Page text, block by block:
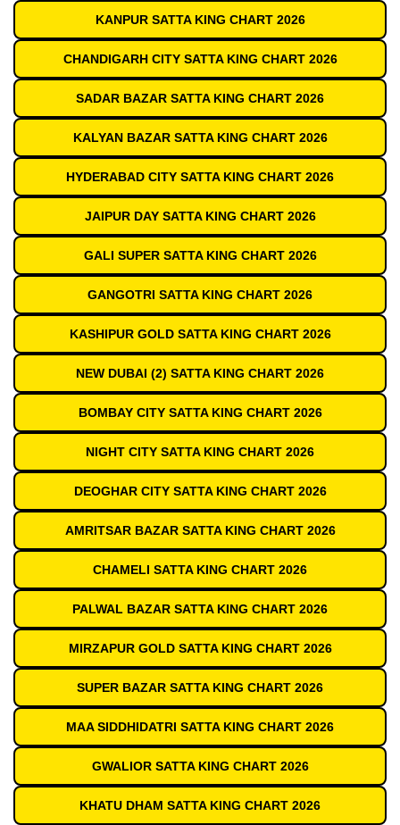
KANPUR SATTA KING CHART 2026
CHANDIGARH CITY SATTA KING CHART 2026
SADAR BAZAR SATTA KING CHART 2026
KALYAN BAZAR SATTA KING CHART 2026
HYDERABAD CITY SATTA KING CHART 2026
JAIPUR DAY SATTA KING CHART 2026
GALI SUPER SATTA KING CHART 2026
GANGOTRI SATTA KING CHART 2026
KASHIPUR GOLD SATTA KING CHART 2026
NEW DUBAI (2) SATTA KING CHART 2026
BOMBAY CITY SATTA KING CHART 2026
NIGHT CITY SATTA KING CHART 2026
DEOGHAR CITY SATTA KING CHART 2026
AMRITSAR BAZAR SATTA KING CHART 2026
CHAMELI SATTA KING CHART 2026
PALWAL BAZAR SATTA KING CHART 2026
MIRZAPUR GOLD SATTA KING CHART 2026
SUPER BAZAR SATTA KING CHART 2026
MAA SIDDHIDATRI SATTA KING CHART 2026
GWALIOR SATTA KING CHART 2026
KHATU DHAM SATTA KING CHART 2026